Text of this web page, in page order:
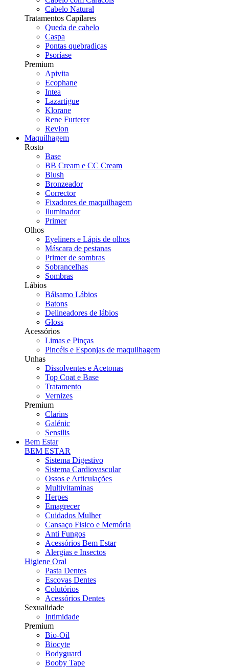
Cabelo Natural
Tratamentos Capilares
Queda de cabelo
Caspa
Pontas quebradiças
Psoríase
Premium
Apivita
Ecophane
Intea
Lazartigue
Klorane
Rene Furterer
Revlon
Maquilhagem
Rosto
Base
BB Cream e CC Cream
Blush
Bronzeador
Corrector
Fixadores de maquilhagem
Iluminador
Primer
Olhos
Eyeliners e Lápis de olhos
Máscara de pestanas
Primer de sombras
Sobrancelhas
Sombras
Lábios
Bálsamo Lábios
Batons
Delineadores de lábios
Gloss
Acessórios
Limas e Pinças
Pincéis e Esponjas de maquilhagem
Unhas
Dissolventes e Acetonas
Top Coat e Base
Tratamento
Vernizes
Premium
Clarins
Galénic
Sensilis
Bem Estar
BEM ESTAR
Sistema Digestivo
Sistema Cardiovascular
Ossos e Articulações
Multivitaminas
Herpes
Emagrecer
Cuidados Mulher
Cansaço Fisico e Memória
Anti Fungos
Acessórios Bem Estar
Alergias e Insectos
Higiene Oral
Pasta Dentes
Escovas Dentes
Colutórios
Acessórios Dentes
Sexualidade
Intimidade
Premium
Bio-Oil
Biocyte
Bodyguard
Booby Tape